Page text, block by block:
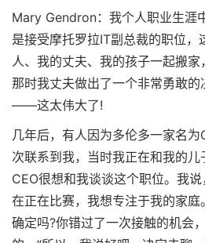
Mary Gendron：我个人职业生涯
是接受摩托罗拉IT副总裁的职位，
人、我的丈夫、我的孩子一起搬家
那时我丈夫做出了一个非常勇敢
——这太伟大了!
几年后，有人因为多伦多一家名
次联系到我，当时我正在和我的
CEO很想和我谈谈这个职位。我
在正在比赛，我想专注于我的家庭
确定吗?你错过了一次接触的机会